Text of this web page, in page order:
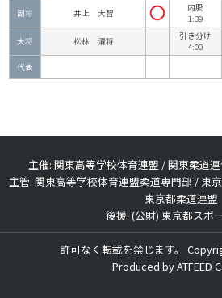
副将 井上 大智
内股
1:39
大将 松林 清将
引き分け
4:00
代表
主催: 関東高等学校体育連盟 / 関東柔道
主管: 関東高等学校体育連盟柔道専門部 / 東
東京都柔道連盟
後援: (公財) 東京都スポ
許可なく転載を禁じます。
Produced byATFEED